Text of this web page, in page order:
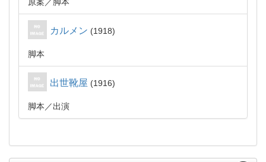
カルメン 1918
脚本
出世靴屋 1916
脚本 出演